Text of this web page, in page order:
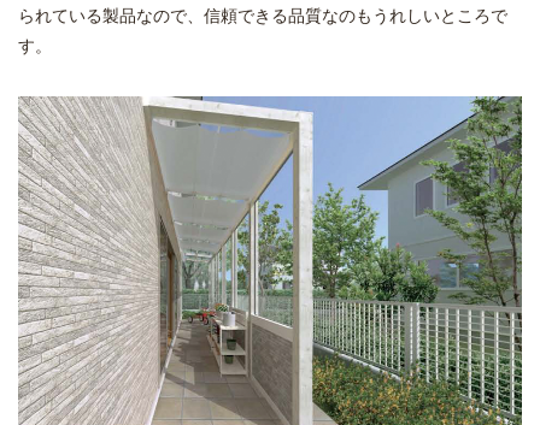
られている製品なので、信頼できる品質なのもうれしいところで
す。